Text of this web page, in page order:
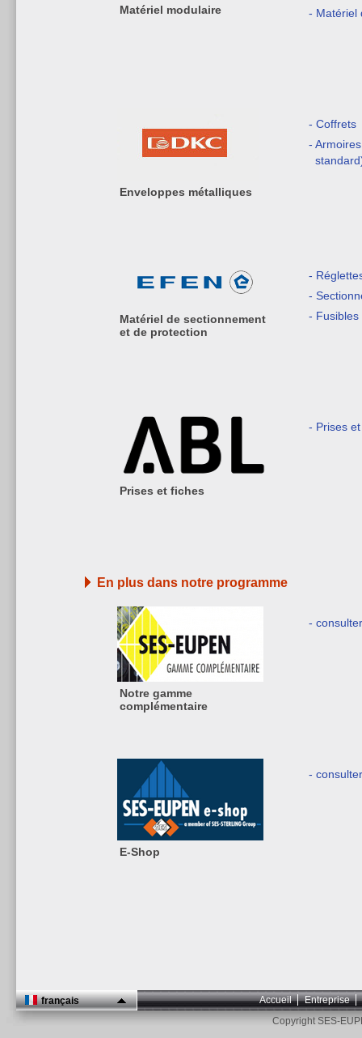
Matériel modulaire
- Matériel
Enveloppes métalliques
- Coffrets
-
Matériel de sectionnement
et de protection
-
-
- Fusibles
Prises et fiches
- Prises
En plus dans notre programme
Notre gamme
complémentaire
-
E-Shop
-
français Accueil
Entreprise
Copyright SES-